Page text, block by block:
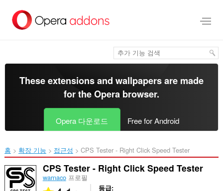
건
These extensions and wallpapers are made
for theOpera browser.
Opera 다운로드 Free for Android
홈 확장 기능 접근성 CPS Tester - Right Click Speed Tester‎
CPS Tester - Right Click Speed Tester
warnaco프로필
등급